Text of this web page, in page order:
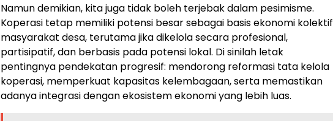
Namun demikian, kita juga tidak boleh terjebak dalam pesimisme.
Koperasi tetap memiliki potensi besar sebagai basis ekonomi kolektif
masyarakat desa, terutama jika dikelola secara profesional,
partisipatif, dan berbasis pada potensi lokal. Di sinilah letak
pentingnya pendekatan progresif: mendorong reformasi tata kelola
koperasi, memperkuat kapasitas kelembagaan, serta memastikan
adanya integrasi dengan ekosistem ekonomi yang lebih luas.